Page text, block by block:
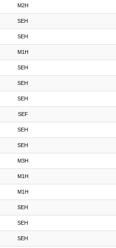
M2H
SEH
SEH
M1H
SEH
SEH
SEH
SEF
SEH
SEH
M3H
M1H
M1H
SEH
SEH
SEH